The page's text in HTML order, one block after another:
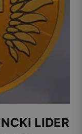
LIDER